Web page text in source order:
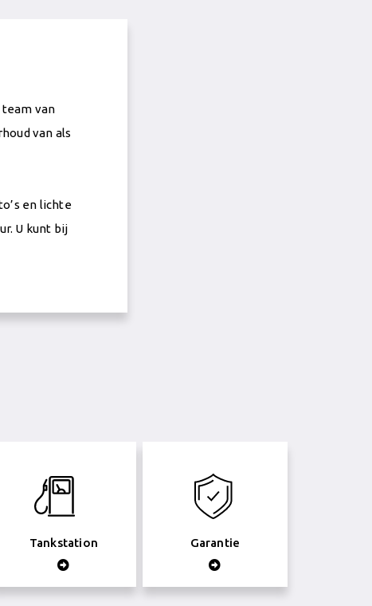
van
van als
en lichte
U kunt bij
Tankstation Garantie